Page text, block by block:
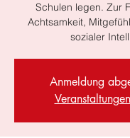
Schulen legen. Zur
Achtsamkeit,
sozialer
Anmeldung